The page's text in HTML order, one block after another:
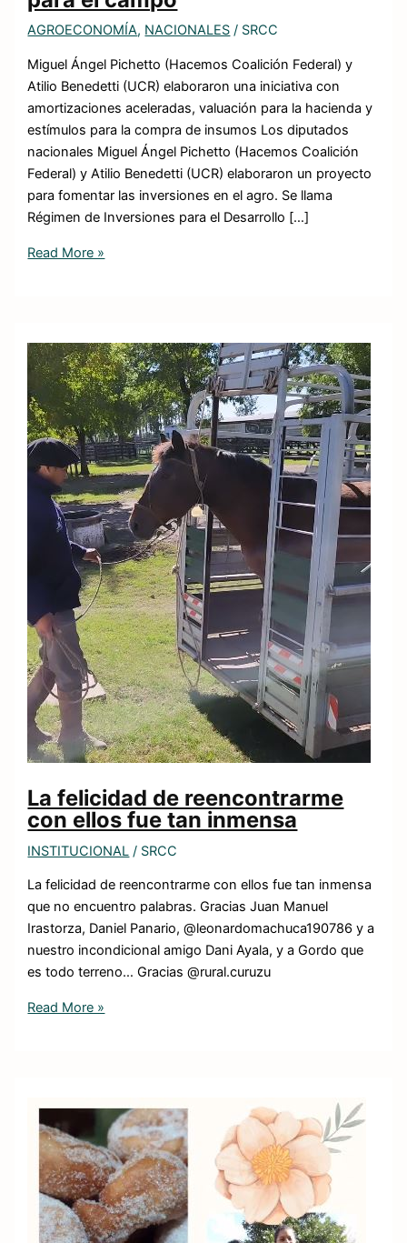
AGROECONOMÍA, NACIONALES / SRCC
Miguel Ángel Pichetto (Hacemos Coalición Federal) y
Atilio Benedetti (UCR) elaboraron una iniciativa con
amortizaciones aceleradas, valuación para la hacienda y
estímulos para la compra de insumos Los diputados
nacionales Miguel Ángel Pichetto (Hacemos Coalición
Federal) y Atilio Benedetti (UCR) elaboraron un proyecto
para fomentar las inversiones en el agro. Se llama
Régimen de Inversiones para el Desarrollo […]
Read More »
La felicidad de reencontrarme
con ellos fue tan inmensa
INSTITUCIONAL / SRCC
La felicidad de reencontrarme con ellos fue tan inmensa
que no encuentro palabras. Gracias Juan Manuel
Irastorza, Daniel Panario, @leonardomachuca190786 y a
nuestro incondicional amigo Dani Ayala, y a Gordo que
es todo terreno… Gracias @rural.curuzu
Read More »